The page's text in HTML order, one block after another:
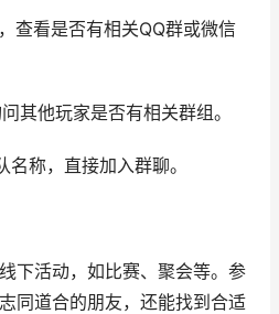
查看是否有相关QQ群或微信
其他玩家是否有相关群组。
称，直接加入群聊。
下活动，如比赛、聚会等。参
同道合的朋友，还能找到合适